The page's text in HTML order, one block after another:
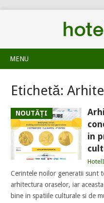
MENU
Etichetă:
NOUTĂȚI
in
Cerintele noilor generatii sunt
arhitectura oraselor, iar
bine in spatiile culturale si de